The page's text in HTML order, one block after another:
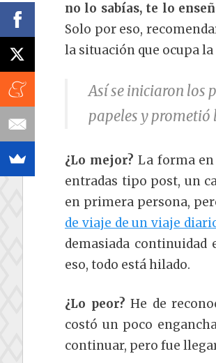
no lo sabías, te lo
Solo por eso,
la situación que ocupa
Así se iniciaron los
papeles y
¿Lo mejor? La forma en
entradas tipo post, un
en primera persona,
de viaje de un viaje
demasiada continuidad
eso, todo está hilado.
¿Lo peor? He de
costó un poco
continuar, pero fue